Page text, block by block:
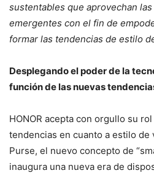
sustentables que aprovechan
emergentes con el fin de
formar las tendencias de estilo
Desplegando el poder de la
función de las nuevas
HONOR acepta con orgullo su
tendencias en cuanto a estilo de
Purse, el nuevo concepto de
inaugura una nueva era de